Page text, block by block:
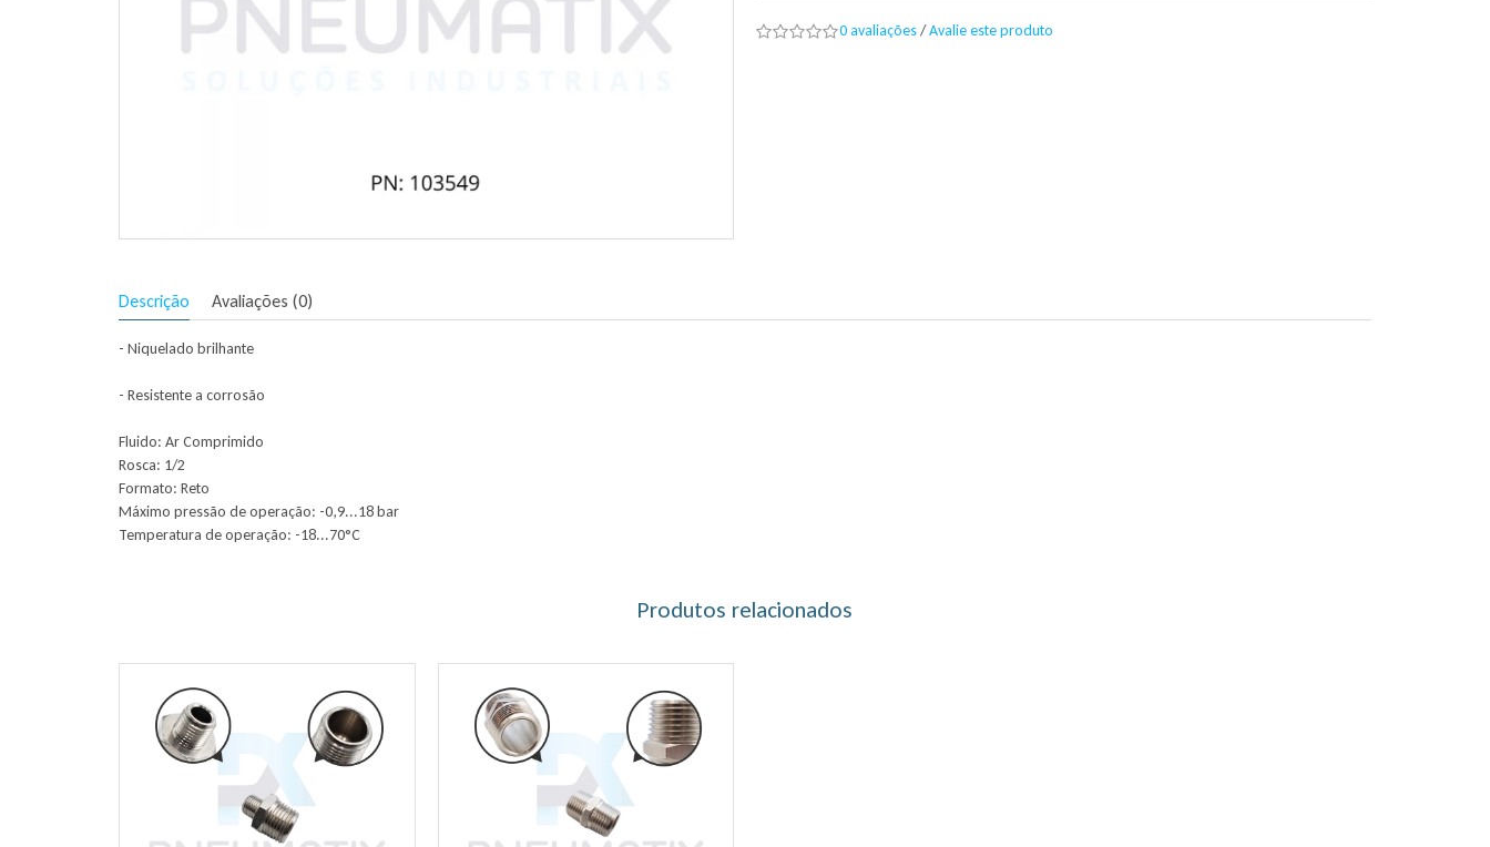
0 avaliações/Avalie este produto
Descrição Avaliações (0)
- Niquelado brilhante
- Resistente a corrosão
Fluido: Ar Comprimido
Rosca: 1/2
Formato: Reto
Máximo pressão de operação: -0,9...18 bar
Temperatura de operação: -18...70°C
Produtos relacionados